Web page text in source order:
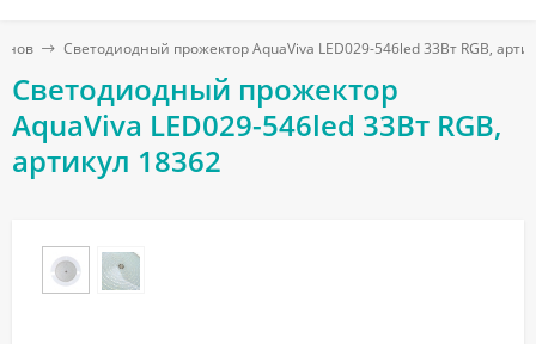
Светодиодный прожектор AquaViva LED029-546led 33Вт RGB,
Светодиодный прожектор
AquaViva LED029-546led 33Вт RGB,
артикул 18362